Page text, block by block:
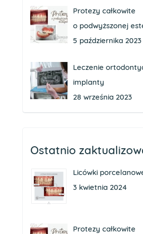
Protezy całkowite
o podwyższonej
5 października 2023
Leczenie
implanty
28 września 2023
Ostatnio
Licówki
3 kwietnia 2024
Protezy całkowite